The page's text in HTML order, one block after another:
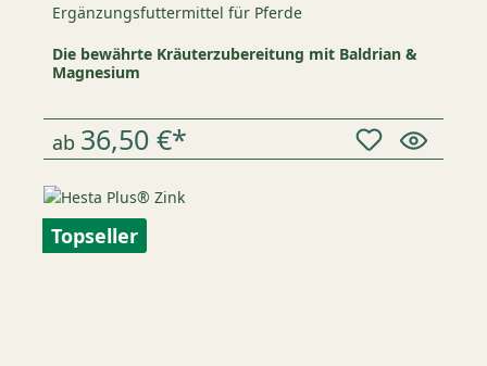
Ergänzungsfuttermittel für Pferde
Die bewährte Kräuterzubereitung mit Baldrian &
Magnesium
ab 36,50 €*
Topseller